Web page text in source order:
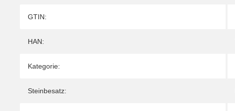
Produkteigenschaft
Wert
GTIN:
HAN:
Kategorie:
Steinbesatz: